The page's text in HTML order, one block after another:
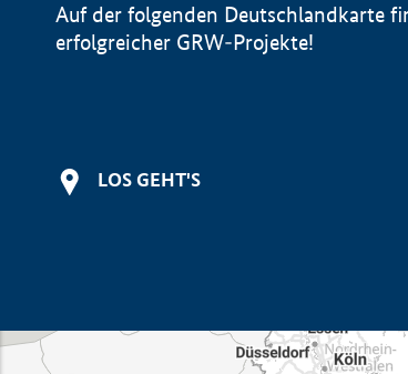
Auf der folgenden Deutschlandkarte
erfolgreicher GRW-Projekte!
LOS GEHT'S